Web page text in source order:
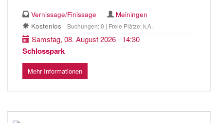
Vernissage/Finissage
Meiningen
Kostenlos
Buchungen: 0 | Freie Plätze: k.A.
Samstag, 08. August 2026 - 14:30
Schlosspark
Mehr Informationen